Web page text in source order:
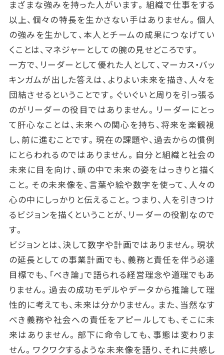
まざまな強みを持った人がいます。組織で仕事をする
以上、個々の特長を生かさない手はありません。個人
の強みを生かして、本人とチームの成果につなげてい
くことは、マネジャーとしての腕の見せどころです。
一方で、リーダーとして優れた人として、マーカス・バッ
キンガムが出した答えは、よりよい未来を描き、人々を
団結させるということです。ぐいぐいと周りを引っ張る
のがリーダーの役目ではありません。リーダーにとっ
て肝心なことは、未来への関心を持ち、将来を楽観視
し、前に進むことです。現在の課題や、過去からの慣例
にとらわれるのではありません。自分と組織と社会の
未来に目を向け、頭の中で未来の姿をはっきりと描く
こと。その未来像を、言葉や絵や数字を使って、人々の
心の中にしっかりと伝えること。つまり、人を引きつけ
るビジョンを描くということが、リーダーの役割なので
す。
ビジョンとは、決して数字や計画ではありません。現状
の延長としての事業計画でも、義務と責任を伴う必達
目標でも、「べき論」で語られる経営理念や道理でもあ
りません。過去の成功モデルやデータから推論して理
性的に考えても、未来は分かりません。また、当然なす
べき義務や社会への責任をアピールしても、そこに未
来はありません。部下に命令しても、事態は変わりま
せん。ワクワクするような未来像を語り、それに共感し